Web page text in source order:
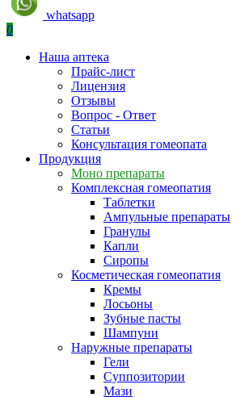
whatsapp
0
Наша аптека
Прайс-лист
Лицензия
Отзывы
Вопрос - Ответ
Статьи
Консультация гомеопата
Продукция
Моно препараты
Комплексная гомеопатия
Таблетки
Ампульные препараты
Гранулы
Капли
Сиропы
Косметическая гомеопатия
Кремы
Лосьоны
Зубные пасты
Шампуни
Наружные препараты
Гели
Суппозитории
Мази